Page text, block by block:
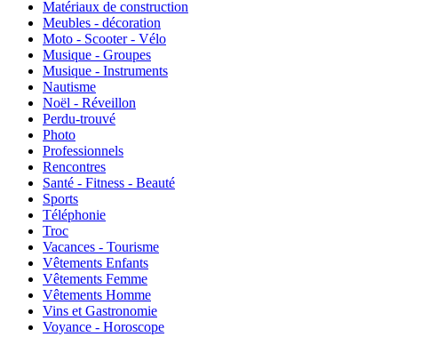
Matériaux de construction
Meubles - décoration
Moto - Scooter - Vélo
Musique - Groupes
Musique - Instruments
Nautisme
Noël - Réveillon
Perdu-trouvé
Photo
Professionnels
Rencontres
Santé - Fitness - Beauté
Sports
Téléphonie
Troc
Vacances - Tourisme
Vêtements Enfants
Vêtements Femme
Vêtements Homme
Vins et Gastronomie
Voyance - Horoscope